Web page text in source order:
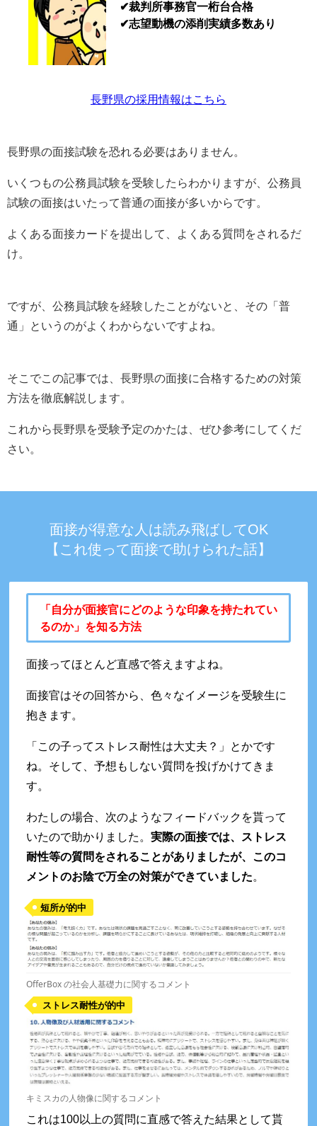
✔裁判所事務官一桁台合格
✔志望動機の添削実績多数あり
長野県の採用情報はこちら
長野県の面接試験を恐れる必要はありません。
いくつもの公務員試験を受験したらわかりますが、公務員
試験の面接はいたって普通の面接が多いからです。
よくある面接カードを提出して、よくある質問をされるだ
け。
ですが、公務員試験を経験したことがないと、その「普
通」というのがよくわからないですよね。
そこでこの記事では、長野県の面接に合格するための対策
方法を徹底解説します。
これから長野県を受験予定のかたは、ぜひ参考にしてくだ
さい。
面接が得意な人は読み飛ばしてOK
【これ使って面接で助けられた話】
「自分が面接官にどのような印象を持たれてい
るのか」を知る方法
面接ってほとんど直感で答えますよね。
面接官はその回答から、色々なイメージを受験生に
抱きます。
「この子ってストレス耐性は大丈夫？」とかです
ね。そして、予想もしない質問を投げかけてきま
す。
わたしの場合、次のようなフィードバックを貰って
いたので助かりました。 実際の面接では、ストレス
耐性等の質問をされることがありましたが、このコ
メントのお陰で万全の対策ができていました
短所が的中
OfferBox の社会人基礎力に関するコメント
ストレス耐性が的中
キミスカの人物像に関するコメント
これは100以上の質問に直感で答えた結果として貰